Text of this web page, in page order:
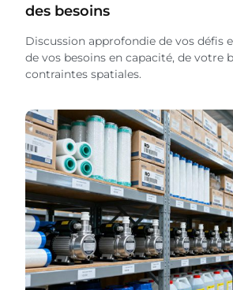
des besoins
Discussion approfondie de vos défis
de vos besoins en capacité, de votre
contraintes spatiales.